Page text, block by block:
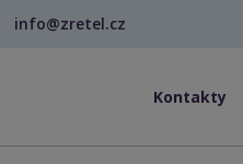
info@zretel.cz
Kontakty